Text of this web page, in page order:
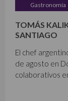
Gastronomía
TOMÁS
SANTIAGO
El chef
de agosto en
colaborativos